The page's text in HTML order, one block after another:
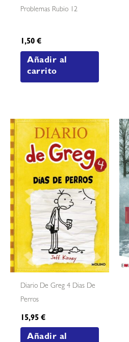
Problemas Rubio 12
1,50€
Añadir al
carrito
Diario De Greg 4 Dias De
Perros
15,95€
Añadir al